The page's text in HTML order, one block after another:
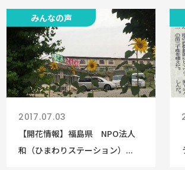
みんなの声
2017.07.03
【開花情報】福島県 NPO法人
和（ひまわりステーション）...